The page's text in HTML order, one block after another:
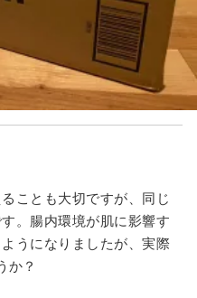
ことも大切ですが、同じ
。腸内環境が肌に影響す
うになりましたが、実際
か？